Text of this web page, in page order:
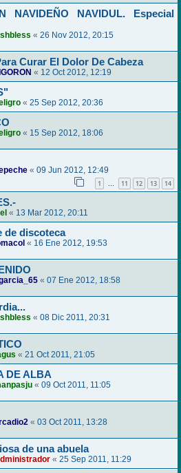
NAVIDEÑO NAVIDUL. Especial
« 26 Nov 2012, 20:15
Curar El Dolor De Cabeza
« 12 Oct 2012, 12:19
« 25 Sep 2012, 20:36
« 15 Sep 2012, 18:06
« 09 Jun 2012, 12:49
1 … 11 12 13 14
« 13 Mar 2012, 20:11
de discoteca
« 16 Ene 2012, 19:53
« 07 Ene 2012, 18:58
« 08 Dic 2011, 20:31
« 21 Oct 2011, 21:05
DE ALBA
« 09 Oct 2011, 11:05
« 03 Oct 2011, 13:28
de una abuela
« 25 Sep 2011, 11:29